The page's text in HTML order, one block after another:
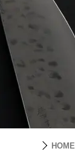
HOME